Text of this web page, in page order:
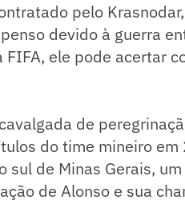
pelo
devido à guerra
FIFA, ele pode acertar
de
do time mineiro
sul de Minas Gerais,
de Alonso e sua